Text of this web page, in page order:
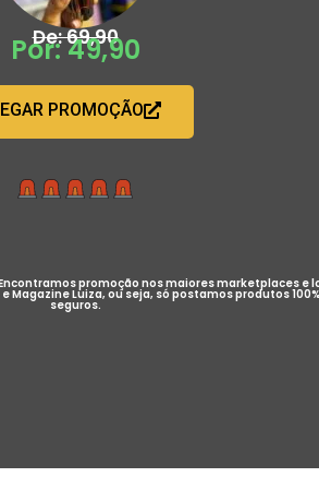
De: 69,90
Por: 49,90
PROMOÇÃO
promoção nos maiores marketplaces e
Magazine Luiza, ou seja, só postamos produtos 100%
seguros.